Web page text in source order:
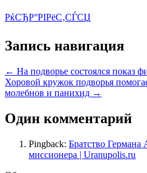
РќСЂР°РІРёС‚СЃСЏ
Запись навигация
← На подворье состоялся показ
Хоровой кружок подворья
молебнов и панихид →
Один комментарий
Pingback: Братство Германа
миссионера | Uranupolis.ru